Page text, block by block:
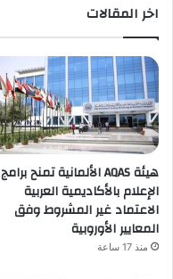
اخر المقالات
هيئة AQAS الألمانية تمنح برامج
الإعلام بالأكاديمية العربية
الاعتماد غير المشروط وفق
المعايير الأوروبية
منذ 17 ساعة